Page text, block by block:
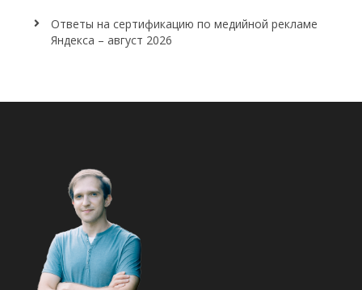
Ответы на сертификацию по медийной рекламе
Яндекса – август 2026